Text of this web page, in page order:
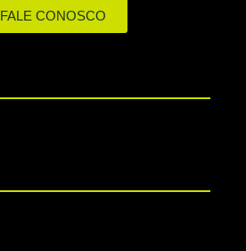
FALE CONOSCO